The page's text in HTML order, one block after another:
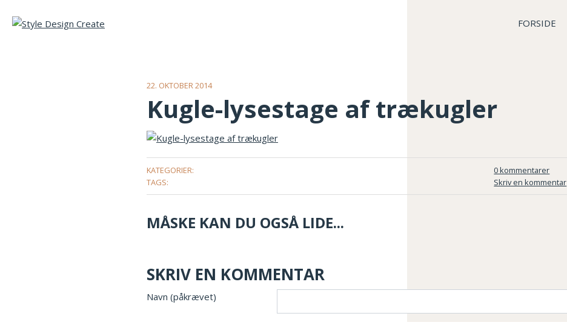
FORSIDE
22. OKTOBER 2014
Kugle-lysestage af trækugler
KATEGORIER:
TAGS:
0 kommentarer
Skriv en kommentar
MÅSKE KAN DU OGSÅ LIDE...
SKRIV EN KOMMENTAR
Navn (påkrævet)